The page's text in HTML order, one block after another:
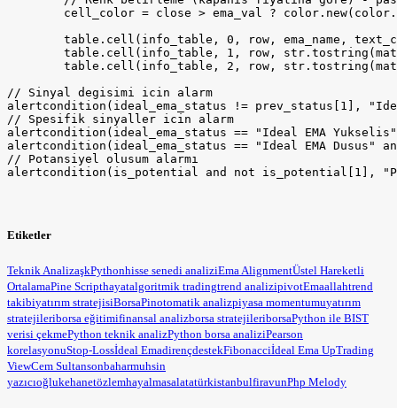
Etiketler
Teknik AnalizaşkPythonhisse senedi analiziEma AlignmentÜstel Hareketli
OrtalamaPine Scripthayatalgoritmik tradingtrend analizipivotEmaallahtrend
takibiyatırım stratejisiBorsaPinotomatik analizpiyasa momentumuyatırım
stratejileriborsa eğitimifinansal analizborsa stratejileriborsaPython ile BIST
verisi çekmePython teknik analizPython borsa analiziPearson
korelasyonuStop-Lossİdeal EmadirençdestekFibonacciİdeal Ema UpTrading
ViewCem Sultansonbaharmuhsin
yazıcıoğlukehanetözlemhayalmasalatatürkistanbulfiravunPhp Melody